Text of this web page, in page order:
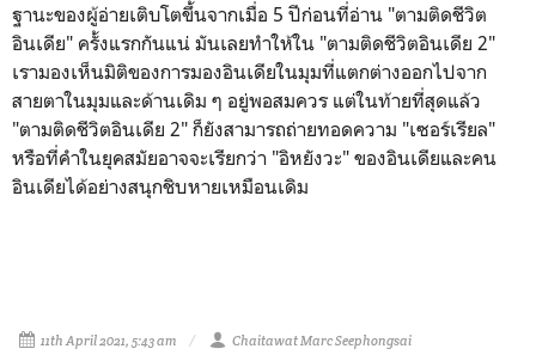
ฐานะของผู้อ่ายเติบโตขึ้นจากเมื่อ 5 ปีก่อนที่อ่าน "ตามติดชีวิต
อินเดีย" ครั้งแรกกันแน่ มันเลยทำให้ใน "ตามติดชีวิตอินเดีย 2"
เรามองเห็นมิติของการมองอินเดียในมุมที่แตกต่างออกไปจาก
สายตาในมุมและด้านเดิม ๆ อยู่พอสมควร แต่ในท้ายที่สุดแล้ว
"ตามติดชีวิตอินเดีย 2" ก็ยังสามารถถ่ายทอดความ "เซอร์เรียล"
หรือที่คำในยุคสมัยอาจจะเรียกว่า "อิหยังวะ" ของอินเดียและคน
อินเดียได้อย่างสนุกชิบหายเหมือนเดิม
11th April 2021, 5:43 am Chaitawat Marc Seephongsai